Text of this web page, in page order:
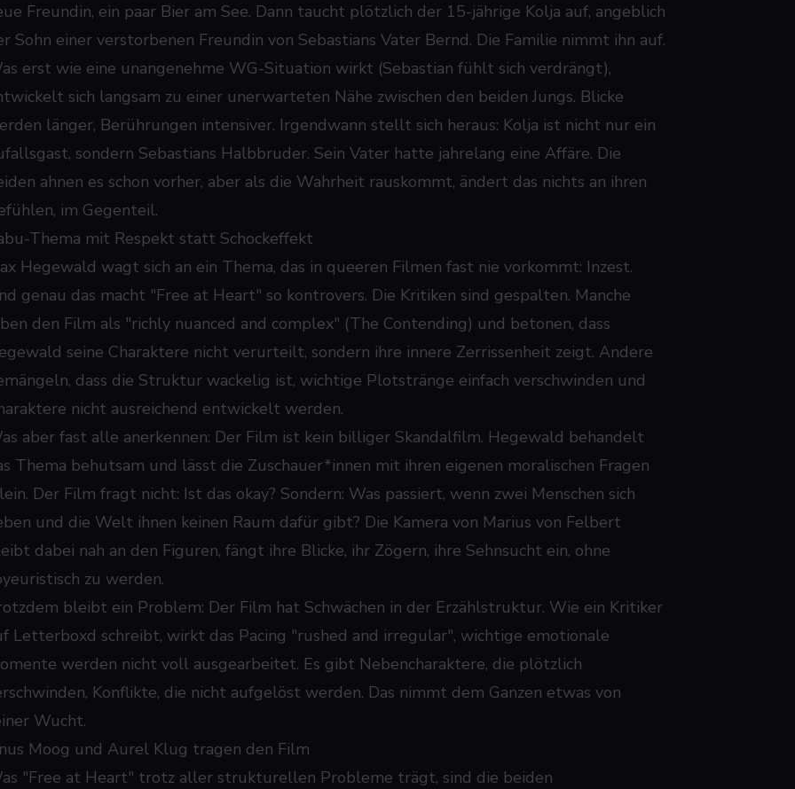
Freundin, ein paar Bier am See. Dann taucht plötzlich der 15-jährige Kolja auf, angeblich
Sohn einer verstorbenen Freundin von Sebastians Vater Bernd. Die Familie nimmt ihn auf.
erst wie eine unangenehme WG-Situation wirkt (Sebastian fühlt sich verdrängt),
sich langsam zu einer unerwarteten Nähe zwischen den beiden Jungs. Blicke
länger, Berührungen intensiver. Irgendwann stellt sich heraus: Kolja ist nicht nur ein
sondern Sebastians Halbbruder. Sein Vater hatte jahrelang eine Affäre. Die
ahnen es schon vorher, aber als die Wahrheit rauskommt, ändert das nichts an ihren
im Gegenteil.
Thema mit Respekt statt Schockeffekt
Hegewald wagt sich an ein Thema, das in queeren Filmen fast nie vorkommt: Inzest.
genau das macht "Free at Heart" so kontrovers. Die Kritiken sind gespalten. Manche
den Film als "richly nuanced and complex" (The Contending) und betonen, dass
seine Charaktere nicht verurteilt, sondern ihre innere Zerrissenheit zeigt. Andere
dass die Struktur wackelig ist, wichtige Plotstränge einfach verschwinden und
nicht ausreichend entwickelt werden.
aber fast alle anerkennen: Der Film ist kein billiger Skandalfilm. Hegewald behandelt
Thema behutsam und lässt die Zuschauer*innen mit ihren eigenen moralischen Fragen
Der Film fragt nicht: Ist das okay? Sondern: Was passiert, wenn zwei Menschen sich
und die Welt ihnen keinen Raum dafür gibt? Die Kamera von Marius von Felbert
dabei nah an den Figuren, fängt ihre Blicke, ihr Zögern, ihre Sehnsucht ein, ohne
zu werden.
bleibt ein Problem: Der Film hat Schwächen in der Erzählstruktur. Wie ein Kritiker
Letterboxd schreibt, wirkt das Pacing "rushed and irregular", wichtige emotionale
werden nicht voll ausgearbeitet. Es gibt Nebencharaktere, die plötzlich
Konflikte, die nicht aufgelöst werden. Das nimmt dem Ganzen etwas von
Wucht.
Moog und Aurel Klug tragen den Film
"Free at Heart" trotz aller strukturellen Probleme trägt, sind die beiden